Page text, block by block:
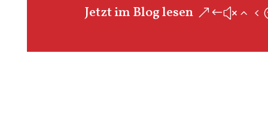
Jetzt im Blog lesen